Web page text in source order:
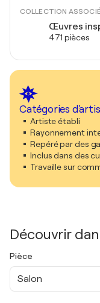
COLLECTION
Œuvres
471 pièces
Catégories
Artiste établi
Rayonnement
Repéré par des
Inclus dans des
Travaille sur
Découvrir
Pièce
Salon